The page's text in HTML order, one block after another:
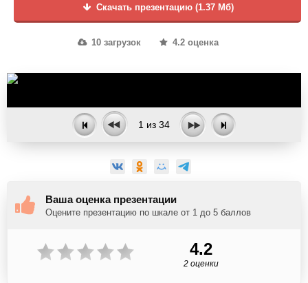
Скачать презентацию (1.37 Мб)
10 загрузок 4.2 оценка
1 из 34
Ваша оценка презентации
Оцените презентацию по шкале от 1 до 5 баллов
4.2
2 оценки